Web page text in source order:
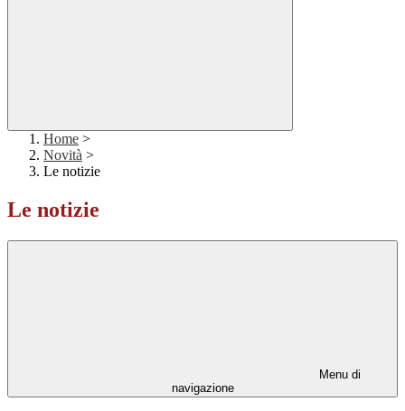
Home >
Novità >
Le notizie
Le notizie
Menu di
navigazione